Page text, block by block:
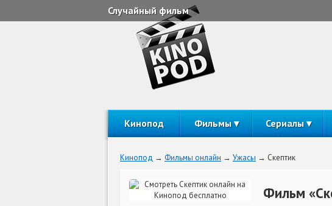
Случайный фильм
Кинопод Фильмы Сериалы
Кинопод Фильмы онлайн Ужасы Скептик
Фильм